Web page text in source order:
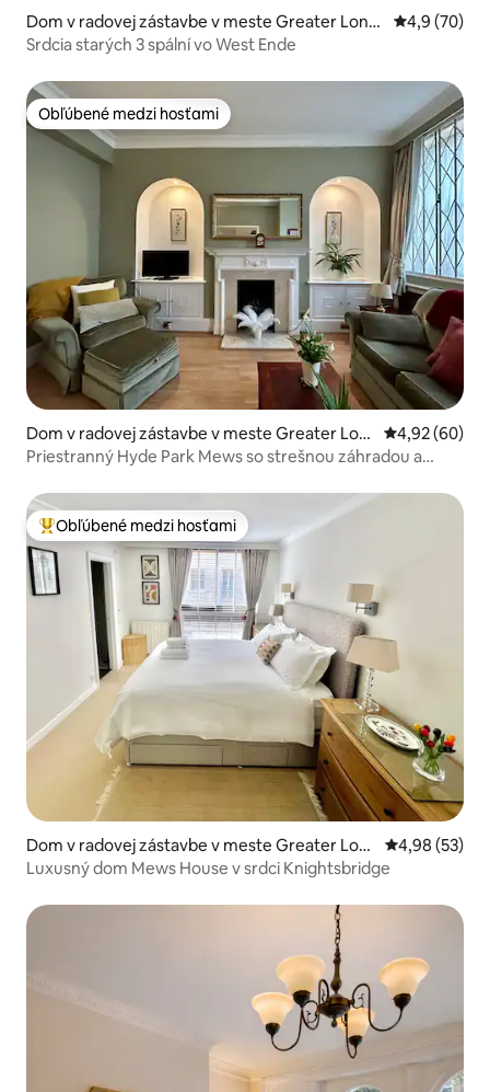
Dom v radovej zástavbe v meste Greater Lond
on
Priemerné
4,9 (70)
Srdcia starých 3 spální vo West Ende
Obľúbené medzi hosťami
Obľúbené medzi hosťami
Dom v radovej zástavbe v meste Greater Lon
don
Priemerné
4,92 (60)
Priestranný Hyde Park Mews so strešnou záhradou a
Najobľúbenejšie medzi hosťami
Obľúbené medzi hosťami
Dom v radovej zástavbe v meste Greater Lon
don
Priemerné
4,98 (53)
Luxusný dom Mews House v srdci Knightsbridge